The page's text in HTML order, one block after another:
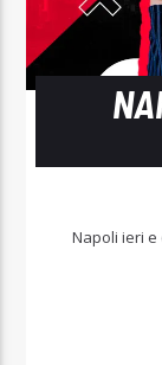
Napoli ieri e